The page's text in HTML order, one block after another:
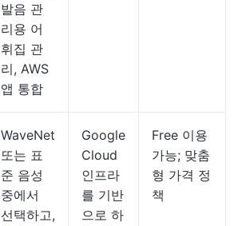
발음 관
리용 어
휘집 관
리, AWS
앱 통합
WaveNet
또는 표
준 음성
중에서
선택하고,
Google
Cloud
인프라
를 기반
으로 하
Free 이용
가능; 맞춤
형 가격 정
책